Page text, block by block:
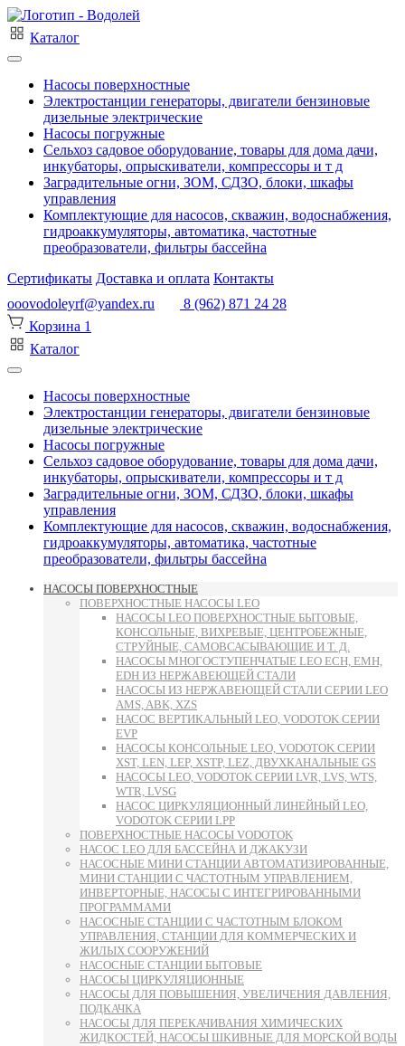
Каталог
Насосы поверхностные
Электростанции генераторы, двигатели бензиновые
дизельные электрические
Насосы погружные
Сельхоз садовое оборудование, товары для дома дачи,
инкубаторы, опрыскиватели, компрессоры и т д
Заградительные огни, ЗОМ, СДЗО, блоки, шкафы
управления
Комплектующие для насосов, скважин, водоснабжения,
гидроаккумуляторы, автоматика, частотные
преобразователи, фильтры бассейна
Сертификаты Доставка и оплата Контакты
ooovodoleyrf@yandex.ru
8 (962) 871 24 28
Корзина 1
Каталог
Насосы поверхностные
Электростанции генераторы, двигатели бензиновые
дизельные электрические
Насосы погружные
Сельхоз садовое оборудование, товары для дома дачи,
инкубаторы, опрыскиватели, компрессоры и т д
Заградительные огни, ЗОМ, СДЗО, блоки, шкафы
управления
Комплектующие для насосов, скважин, водоснабжения,
гидроаккумуляторы, автоматика, частотные
преобразователи, фильтры бассейна
НАСОСЫ ПОВЕРХНОСТНЫЕ
ПОВЕРХНОСТНЫЕ НАСОСЫ LEO
НАСОСЫ LEO ПОВЕРХНОСТНЫЕ БЫТОВЫЕ,
КОНСОЛЬНЫЕ, ВИХРЕВЫЕ, ЦЕНТРОБЕЖНЫЕ,
СТРУЙНЫЕ, САМОВСАСЫВАЮЩИЕ И Т. Д.
НАСОСЫ МНОГОСТУПЕНЧАТЫЕ LEO ECH, EMH,
EDH ИЗ НЕРЖАВЕЮЩЕЙ СТАЛИ
НАСОСЫ ИЗ НЕРЖАВЕЮЩЕЙ СТАЛИ СЕРИИ LEO
AMS, ABK, XZS
НАСОС ВЕРТИКАЛЬНЫЙ LEO, VODOTOK СЕРИИ
EVP
НАСОСЫ КОНСОЛЬНЫЕ LEO, VODOTOK СЕРИИ
XST, LEN, LEP, XSTP, LEZ, ДВУХКАНАЛЬНЫЕ GS
НАСОСЫ LEO, VODOTOK СЕРИИ LVR, LVS, WTS,
WTR, LVSG
НАСОС ЦИРКУЛЯЦИОННЫЙ ЛИНЕЙНЫЙ LEO,
VODOTOK СЕРИИ LPP
ПОВЕРХНОСТНЫЕ НАСОСЫ VODOTOK
НАСОС LEO ДЛЯ БАССЕЙНА И ДЖАКУЗИ
НАСОСНЫЕ МИНИ СТАНЦИИ АВТОМАТИЗИРОВАННЫЕ,
МИНИ СТАНЦИИ С ЧАСТОТНЫМ УПРАВЛЕНИЕМ,
ИНВЕРТОРНЫЕ, НАСОСЫ С ИНТЕГРИРОВАННЫМИ
ПРОГРАММАМИ
НАСОСНЫЕ СТАНЦИИ С ЧАСТОТНЫМ БЛОКОМ
УПРАВЛЕНИЯ, СТАНЦИИ ДЛЯ КОММЕРЧЕСКИХ И
ЖИЛЫХ СООРУЖЕНИЙ
НАСОСНЫЕ СТАНЦИИ БЫТОВЫЕ
НАСОСЫ ЦИРКУЛЯЦИОННЫЕ
НАСОСЫ ДЛЯ ПОВЫШЕНИЯ, УВЕЛИЧЕНИЯ ДАВЛЕНИЯ,
ПОДКАЧКА
НАСОСЫ ДЛЯ ПЕРЕКАЧИВАНИЯ ХИМИЧЕСКИХ
ЖИДКОСТЕЙ, НАСОСЫ ШКИВНЫЕ ДЛЯ МОРСКОЙ ВОДЫ